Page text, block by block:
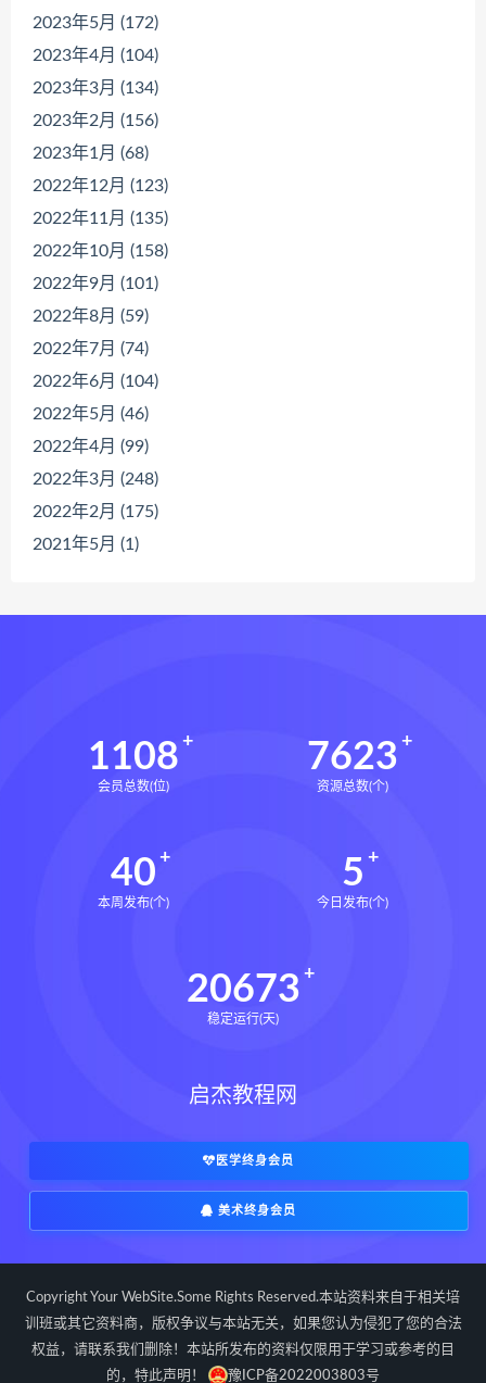
2023年5月 (172)
2023年4月 (104)
2023年3月 (134)
2023年2月 (156)
2023年1月 (68)
2022年12月 (123)
2022年11月 (135)
2022年10月 (158)
2022年9月 (101)
2022年8月 (59)
2022年7月 (74)
2022年6月 (104)
2022年5月 (46)
2022年4月 (99)
2022年3月 (248)
2022年2月 (175)
2021年5月 (1)
1108
会员总数(位)
7623
资源总数(个)
40
本周发布(个)
5
今日发布(个)
20673
稳定运行(天)
启杰教程网
医学终身会员
美术终身会员
Copyright Your WebSite.Some Rights Reserved.本站资料来自于相关培
训班或其它资料商，版权争议与本站无关，如果您认为侵犯了您的合法
权益，请联系我们删除！本站所发布的资料仅限用于学习或参考的目
的，特此声明！
豫ICP备2022003803号